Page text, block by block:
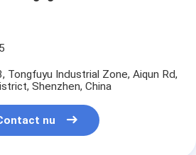
Tongfuyu Industrial Zone, Aiqun Rd,
Shenzhen, China
nu